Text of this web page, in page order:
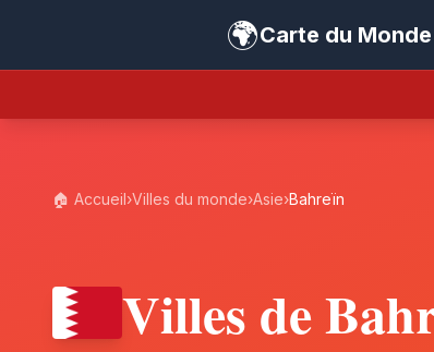
🌍Carte du Monde
🏠 Accueil›Villes du monde›Asie›Bahreïn
Villes de